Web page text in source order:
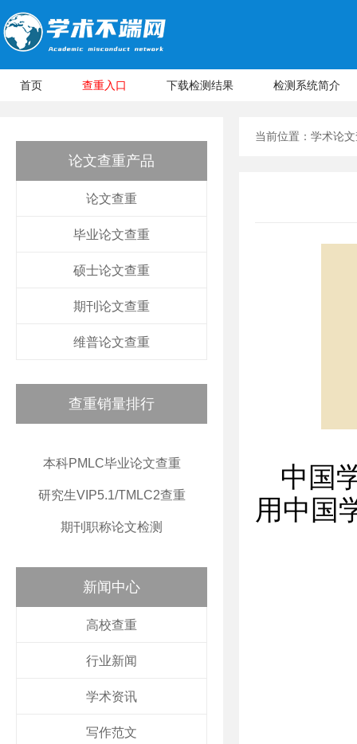
首页 查重入口 下载检测结果 检测系统简介
论文查重产品
论文查重
毕业论文查重
硕士论文查重
期刊论文查重
维普论文查重
查重销量排行
本科PMLC毕业论文查重
研究生VIP5.1/TMLC2查重
期刊职称论文检测
新闻中心
高校查重
行业新闻
学术资讯
写作范文
当前位置： 学术论
中国
用中国